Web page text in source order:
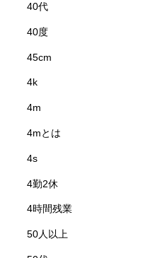
40代
40度
45cm
4k
4m
4mとは
4s
4勤2休
4時間残業
50人以上